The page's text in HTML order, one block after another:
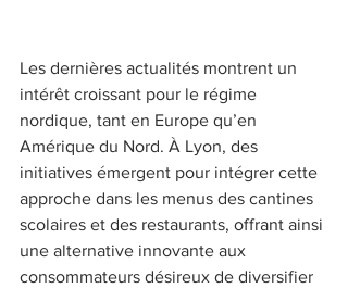
Les dernières actualités montrent un
intérêt croissant pour le régime
nordique, tant en Europe qu’en
Amérique du Nord. À Lyon, des
initiatives émergent pour intégrer cette
approche dans les menus des cantines
scolaires et des restaurants, offrant ainsi
une alternative innovante aux
consommateurs désireux de diversifier